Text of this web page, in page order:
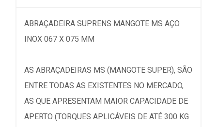
ABRAÇADEIRA SUPRENS MANGOTE MS AÇO
INOX 067 X 075 MM
AS ABRAÇADEIRAS MS (MANGOTE SUPER), SÃO
ENTRE TODAS AS EXISTENTES NO MERCADO,
AS QUE APRESENTAM MAIOR CAPACIDADE DE
APERTO (TORQUES APLICÁVEIS DE ATÉ 300 KG